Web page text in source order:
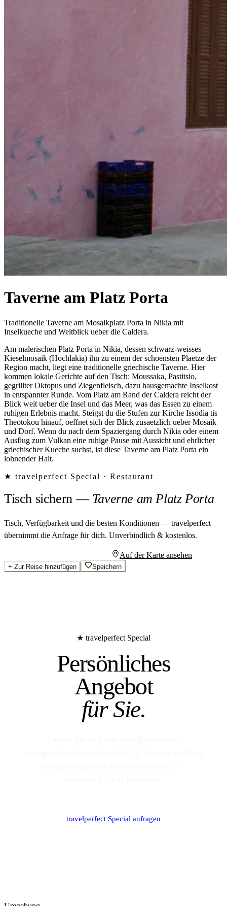
Taverne am Platz Porta
Traditionelle Taverne am Mosaikplatz Porta in Nikia mit
Inselkueche und Weitblick ueber die Caldera.
Am malerischen Platz Porta in Nikia, dessen schwarz-weisses
Kieselmosaik (Hochlakia) ihn zu einem der schoensten Plaetze der
Region macht, liegt eine traditionelle griechische Taverne. Hier
kommen lokale Gerichte auf den Tisch: Moussaka, Pastitsio,
gegrillter Oktopus und Ziegenfleisch, dazu hausgemachte Inselkost
in entspannter Runde. Vom Platz am Rand der Caldera reicht der
Blick weit ueber die Insel und das Meer, was das Essen zu einem
ruhigen Erlebnis macht. Steigst du die Stufen zur Kirche Issodia tis
Theotokou hinauf, oeffnet sich der Blick zusaetzlich ueber Mosaik
und Dorf. Wenn du nach dem Spaziergang durch Nikia oder einem
Ausflug zum Vulkan eine ruhige Pause mit Aussicht und ehrlicher
griechischer Kueche suchst, ist diese Taverne am Platz Porta ein
lohnender Halt.
★ travelperfect Special · Restaurant
Tisch sichern— Taverne am Platz Porta
Tisch, Verfügbarkeit und die besten Konditionen — travelperfect
übernimmt die Anfrage für dich. Unverbindlich & kostenlos.
Auf der Karte ansehen
+ Zur Reise hinzufügen Speichern
★ travelperfect Special
Persönliches
Angebot
für Sie.
travelperfect Special anfragen